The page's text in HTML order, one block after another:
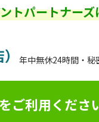
トパートナー
年中無休24時間・
ご利用くださ